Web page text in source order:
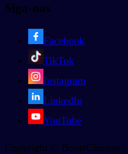
Siga-nos
Facebook
TikTok
Instagram
LinkedIn
YouTube
Copyright © BoostChinese |